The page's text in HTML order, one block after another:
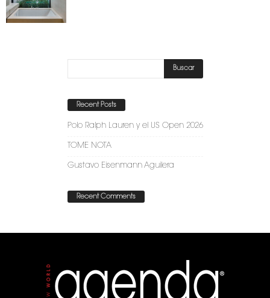
Recent Posts
Polo Ralph Lauren y el US Open 2026
TOME NOTA
Gustavo Eisenmann Aguilera
Recent Comments